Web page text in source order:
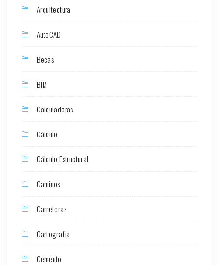
Arquitectura
AutoCAD
Becas
BIM
Calculadoras
Cálculo
Cálculo Estructural
Caminos
Carreteras
Cartografía
Cemento